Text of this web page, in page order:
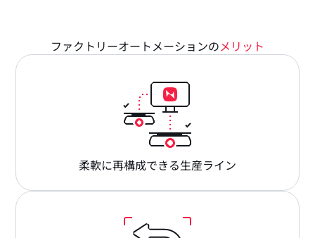
ファクトリーオートメーションのメリット
柔軟に再構成できる生産ライン